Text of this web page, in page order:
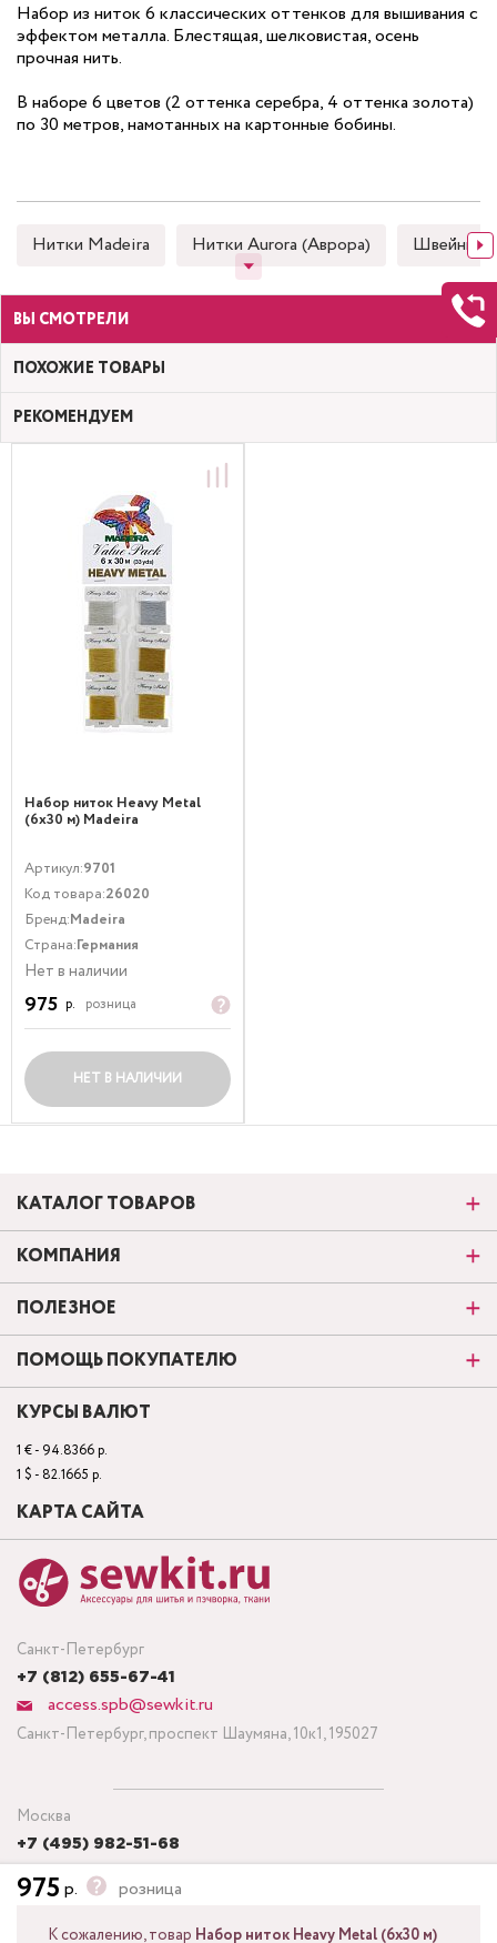
975 р. розница
К сожалению, товар Набор ниток Heavy Metal (6х30 м)
Набор из ниток 6 классических оттенков для вышивания с
эффектом металла. Блестящая, шелковистая, осень
прочная нить.
В наборе 6 цветов (2 оттенка серебра, 4 оттенка золота)
по 30 метров, намотанных на картонные бобины.
Нитки Madeira Нитки Aurora (Аврора) Швейные
ВЫ СМОТРЕЛИ
ПОХОЖИЕ ТОВАРЫ
РЕКОМЕНДУЕМ
Набор ниток Heavy Metal
(6х30 м) Madeira
Артикул:9701
Код товара:26020
Бренд:Madeira
Страна:Германия
Нет в наличии
975 р. розница
НЕТ В НАЛИЧИИ
Санкт-Петербург
+7 (812) 655-67-41
access.spb@sewkit.ru
Санкт-Петербург, проспект Шаумяна, 10к1, 195027
Москва
+7 (495) 982-51-68
access.msk@sewkit.ru
Москва, Кронштадтский бульвар, дом 7, строение 6, офис 143,
КАТАЛОГ ТОВАРОВ
КОМПАНИЯ
ПОЛЕЗНОЕ
ПОМОЩЬ ПОКУПАТЕЛЮ
КУРСЫ ВАЛЮТ
1 € - 94.8366 р.
1 $ - 82.1665 р.
КАРТА САЙТА